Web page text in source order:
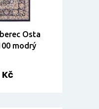
Osta
modrý
Kč